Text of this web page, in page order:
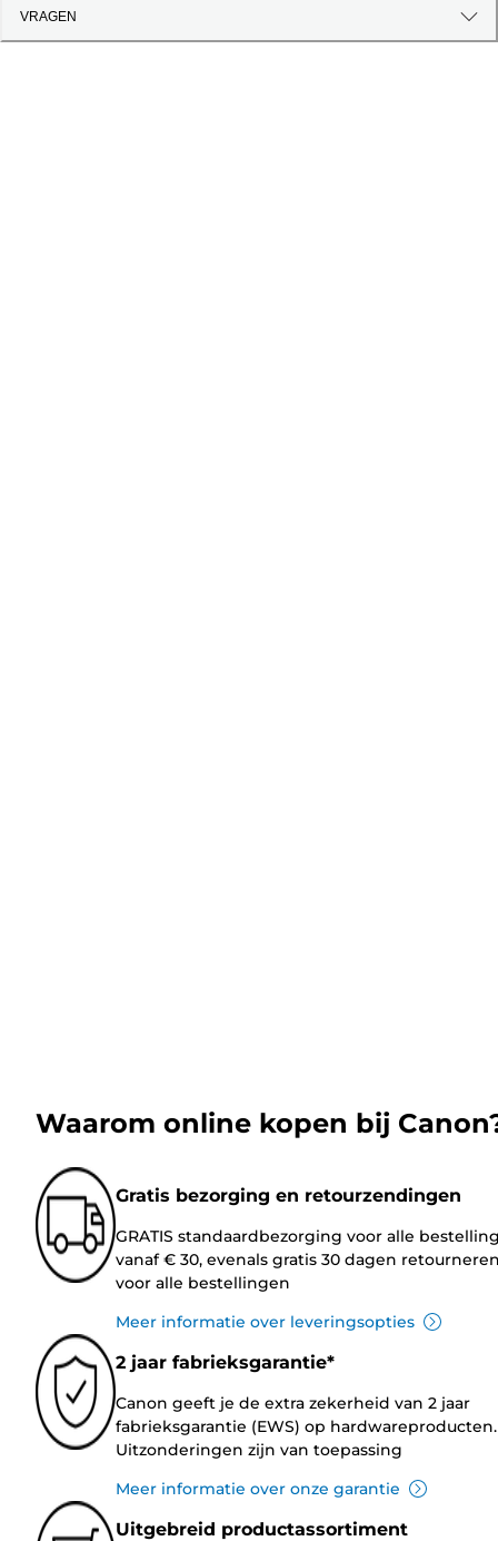
VRAGEN
Waarom online kopen bij
Gratis bezorging en retourzendingen
GRATIS standaardbezorging voor alle
vanaf € 30, evenals gratis 30 dagen
voor alle bestellingen
Meer informatie over leveringsopties
2 jaar fabrieksgarantie*
Canon geeft je de extra zekerheid van 2 jaar
fabrieksgarantie (EWS) op hardwareproducten.
Uitzonderingen zijn van toepassing
Meer informatie over onze garantie
Uitgebreid productassortiment